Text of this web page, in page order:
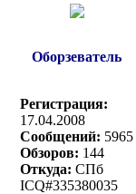
Оборзеватель
Регистрация:
17.04.2008
Сообщений: 5965
Обзоров: 144
Откуда: СПб
ICQ#335380035